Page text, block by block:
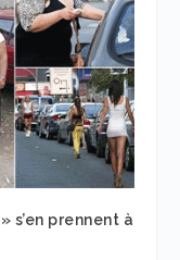
s’en prennent à